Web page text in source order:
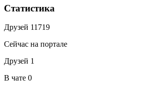
Статистика
Друзей 11719
Сейчас на портале
Друзей 1
В чате 0